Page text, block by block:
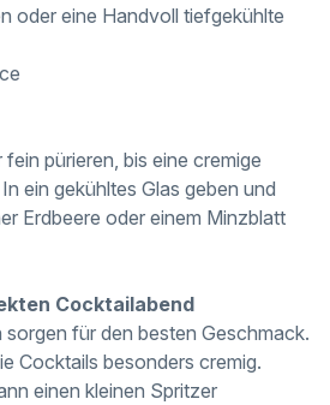
oder eine Handvoll tiefgekühlte
pürieren, bis eine cremige
ein gekühltes Glas geben und
Erdbeere oder einem Minzblatt
Cocktailabend
für den besten Geschmack.
Cocktails besonders cremig.
einen kleinen Spritzer